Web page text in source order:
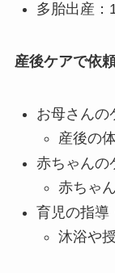
多胎出産：
産後ケアで依
お母さんの
産後の
赤ちゃんの
赤ちゃ
育児の指導
沐浴や